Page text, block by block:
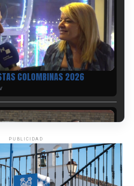
COLOMBINAS 2026
PUBLICIDAD